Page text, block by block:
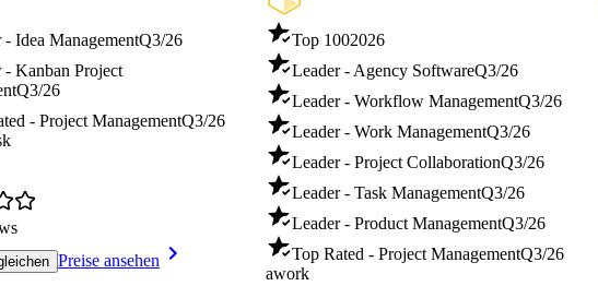
- Idea ManagementQ3/26
- Kanban Project
Q3/26
- Project ManagementQ3/26
Preise ansehen
Top 1002026
Leader - Agency SoftwareQ3/26
Leader - Workflow ManagementQ3/26
Leader - Work ManagementQ3/26
Leader - Project CollaborationQ3/26
Leader - Task ManagementQ3/26
Leader - Product ManagementQ3/26
Top Rated - Project ManagementQ3/26
awork